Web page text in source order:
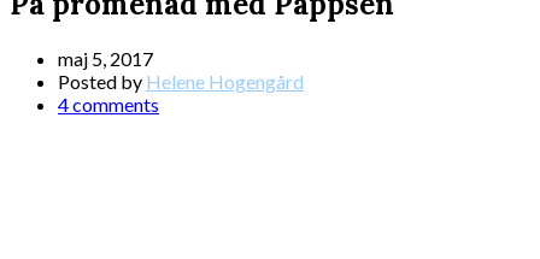
maj 5, 2017
Posted by Helene Hogengård
4 comments